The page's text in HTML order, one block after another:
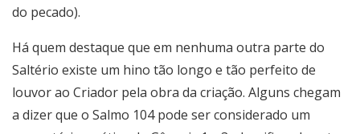
do pecado).
Há quem destaque que em nenhuma outra parte do
Saltério existe um hino tão longo e tão perfeito de
louvor ao Criador pela obra da criação. Alguns chegam
a dizer que o Salmo 104 pode ser considerado um